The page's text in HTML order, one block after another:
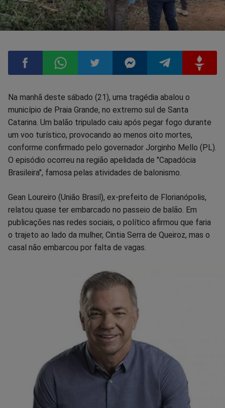
Compartilhar
no
Facebook
Compartilhar
no
Whatsapp
Compartilhar
no
Twitter
Compartilhar
no
Messenger
Compartilhar
no
Telegram
no
Gettr
Na manhã deste sábado (21), uma tragédia abalou o
município de Praia Grande, no extremo sul de Santa
Catarina. Um balão tripulado caiu após pegar fogo durante
um voo turístico, provocando ao menos oito mortes,
conforme confirmado pelo governador Jorginho Mello (PL).
O episódio ocorreu na região apelidada de "Capadócia
Brasileira", famosa pelas atividades de balonismo.
Gean Loureiro (União Brasil), ex-prefeito de Florianópolis,
relatou quase ter embarcado no passeio de balão. Em
publicações nas redes sociais, o político afirmou que faria
o trajeto ao lado da mulher, Cintia Serra de Queiroz, mas o
casal não embarcou por falta de vagas.